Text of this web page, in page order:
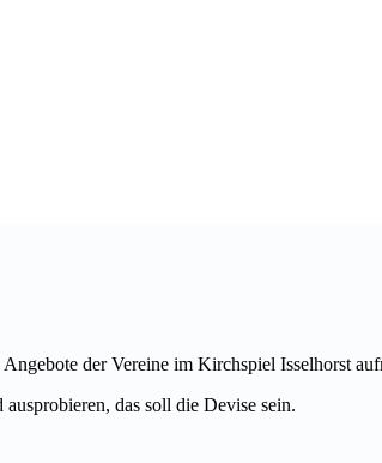
der Vereine im Kirchspiel Isselhorst
das soll die Devise sein.